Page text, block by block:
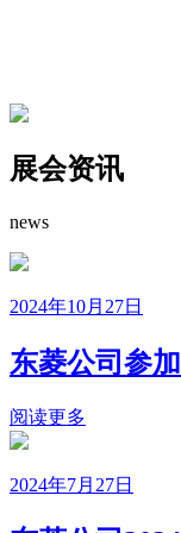
展会资讯
news
2024年10月27日
东菱公司参
阅读更多
2024年7月27日